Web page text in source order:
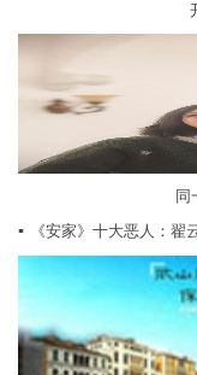
同
▪
《安家》十大恶人：翟